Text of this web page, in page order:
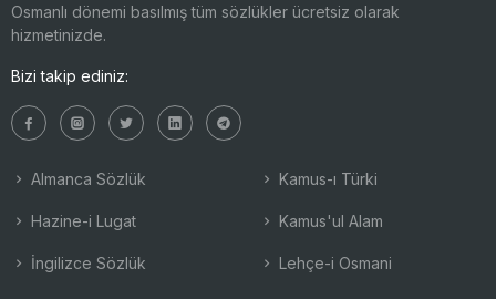
Osmanlı dönemi basılmış tüm sözlükler ücretsiz olarak
hizmetinizde.
Bizi takip ediniz:
Almanca Sözlük
Hazine-i Lugat
İngilizce Sözlük
Kamus-ı Türki
Kamus'ul Alam
Lehçe-i Osmani